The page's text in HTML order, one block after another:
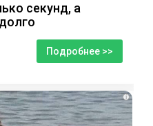
секунд, а
Подробнее >>
i